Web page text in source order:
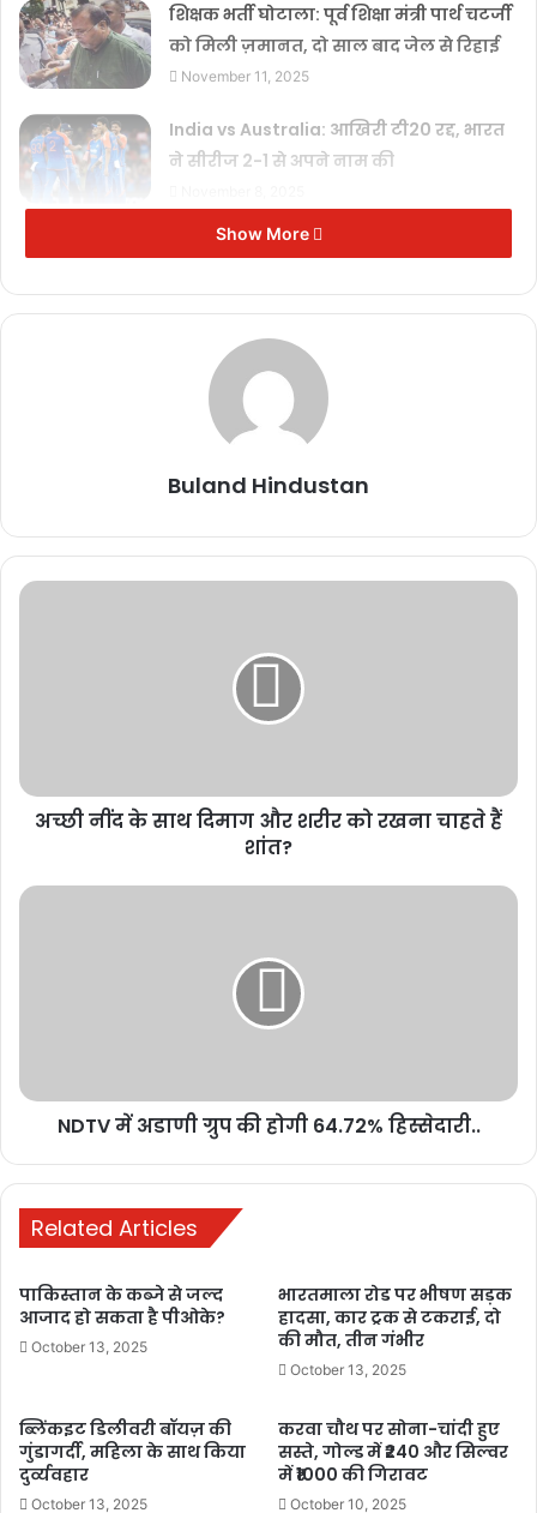
शिक्षक भर्ती घोटाला: पूर्व शिक्षा मंत्री पार्थ चटर्जी
को मिली ज़मानत, दो साल बाद जेल से रिहाई
November 11, 2025
India vs Australia: आखिरी टी20 रद्द, भारत
ने सीरीज 2-1 से अपने नाम की
तुर्की में परफ्यूम डिपो में भीषण आग, 6 लोगों
देश के दूसरे सबसे अमीर बिजनेसमैन मुकेश अंबानी की बेटी ईशा ने 19 नवंबर को
अमेरिका के लॉस एंजिलिस में जुड़वां बच्चों को जन्म दिया था। इसके एक महीने बाद
और पूजा होगी जिसकी तैयारियां पूरी हो गई हैं।
मीडिया रिपोर्ट्स के मुताबिक, घर में ईशा और उनके दोनों बच्चों का स्वागत करने के
लिए देशभर के प्रसिद्ध मंदिरों से कई पंडित आएंगे। अंबानी परिवार ने ईशा के घर
सलामती के लिए ईश्वर का आशीर्वाद मांगेंगे।
मंदिर समेत कई मंदिरों से प्रसाद मंगवाया गया है। इस मौके पर अंबानी परिवार
300 किलो सोना दान करेगा। भोजन प्रसादी के लिए दुनियाभर से केटरर्स बुलाए
गए हैं।
Show More
Buland Hindustan
अच्छी नींद के साथ दिमाग और शरीर को रखना चाहते हैं
शांत?
NDTV में अडाणी ग्रुप की होगी 64.72% हिस्सेदारी..
Related Articles
पाकिस्तान के कब्जे से जल्द
आजाद हो सकता है पीओके?
October 13, 2025
भारतमाला रोड पर भीषण सड़क
हादसा, कार ट्रक से टकराई, दो
की मौत, तीन गंभीर
October 13, 2025
ब्लिंकइट डिलीवरी बॉयज़ की
गुंडागर्दी, महिला के साथ किया
दुर्व्यवहार
October 13, 2025
करवा चौथ पर सोना-चांदी हुए
सस्ते, गोल्ड में ₹240 और सिल्वर
में ₹1000 की गिरावट
October 10, 2025